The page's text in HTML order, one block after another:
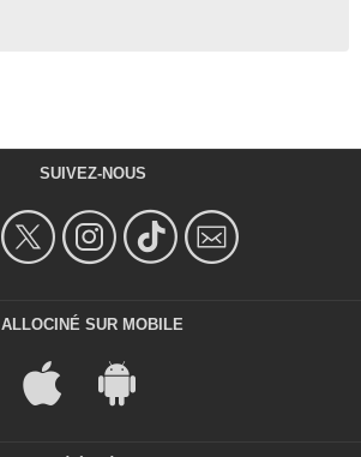
SUIVEZ-NOUS
ALLOCINÉ SUR MOBILE